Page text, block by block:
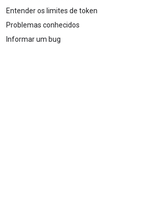
Entender os limites de token
Problemas conhecidos
Informar um bug